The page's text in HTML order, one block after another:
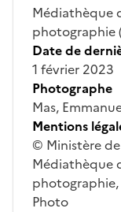
Médiathèque
photographie
Date de
1 février 2023
Photographe
Mas,
Mentions
© Ministère
Médiathèque
photographie,
Photo